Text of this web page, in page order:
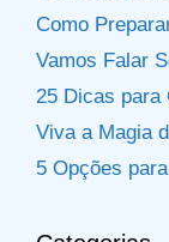
Como
Vamos Falar
25 Dicas para
Viva a Magia
5 Opções